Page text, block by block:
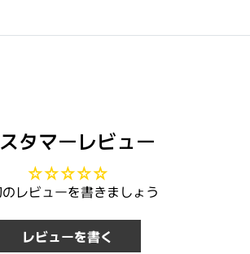
タマーレビュー
レビューを書きましょう
レビューを書く